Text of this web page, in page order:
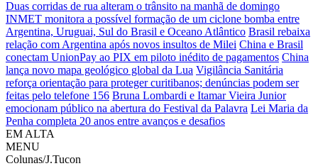
Duas corridas de rua alteram o trânsito na manhã de domingo
INMET monitora a possível formação de um ciclone bomba entre
Argentina, Uruguai, Sul do Brasil e Oceano Atlântico Brasil rebaixa
relação com Argentina após novos insultos de Milei China e Brasil
conectam UnionPay ao PIX em piloto inédito de pagamentos China
lança novo mapa geológico global da Lua Vigilância Sanitária
reforça orientação para proteger curitibanos; denúncias podem ser
feitas pelo telefone 156 Bruna Lombardi e Itamar Vieira Junior
emocionam público na abertura do Festival da Palavra Lei Maria da
Penha completa 20 anos entre avanços e desafios
EM ALTA
MENU
Colunas/J.Tucon